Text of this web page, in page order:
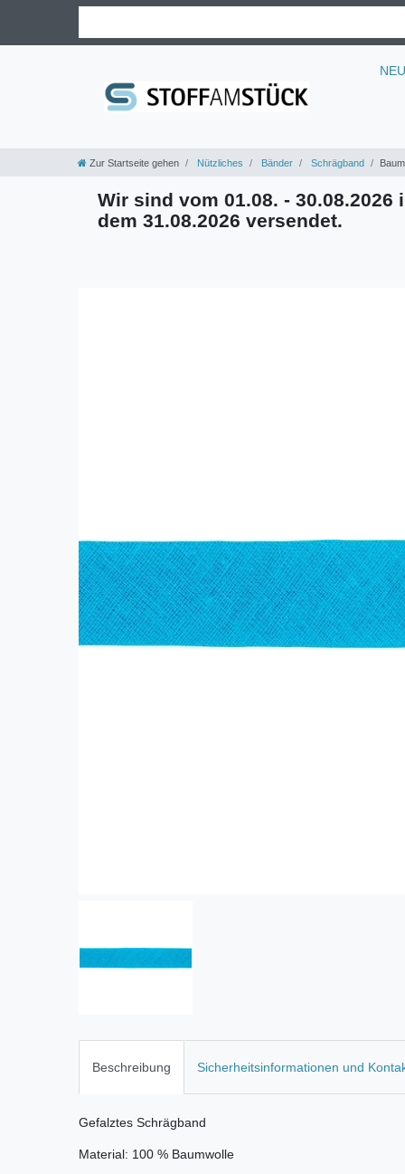
NEU
Zur Startseite gehen Nützliches Bänder Schrägband
Wir sind vom 01.08. -
dem 31.08.2026 versendet.
Beschreibung Sicherheitsinformationen und
Gefalztes Schrägband
Material: 100 % Baumwolle